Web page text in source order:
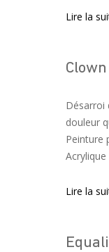
Lire la
Désarroi
douleur
Peinture
Lire la